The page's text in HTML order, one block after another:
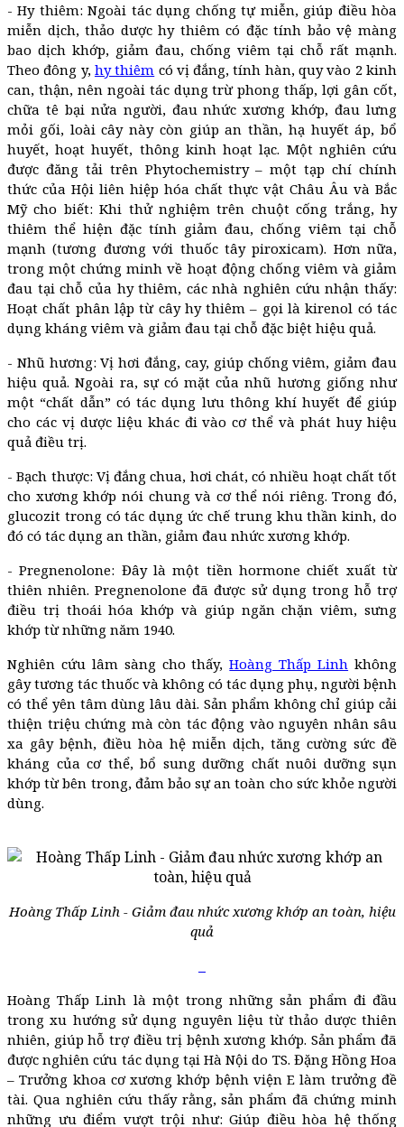
- Hy thiêm: Ngoài tác dụng chống tự miễn, giúp điều hòa
miễn dịch, thảo dược hy thiêm có đặc tính bảo vệ màng
bao dịch khớp, giảm đau, chống viêm tại chỗ rất mạnh.
Theo đông y, hy thiêm có vị đắng, tính hàn, quy vào 2 kinh
can, thận, nên ngoài tác dụng trừ phong thấp, lợi gân cốt,
chữa tê bại nửa người, đau nhức xương khớp, đau lưng
mỏi gối, loài cây này còn giúp an thần, hạ huyết áp, bổ
huyết, hoạt huyết, thông kinh hoạt lạc. Một nghiên cứu
được đăng tải trên Phytochemistry – một tạp chí chính
thức của Hội liên hiệp hóa chất thực vật Châu Âu và Bắc
Mỹ cho biết: Khi thử nghiệm trên chuột cống trắng, hy
thiêm thể hiện đặc tính giảm đau, chống viêm tại chỗ
mạnh (tương đương với thuốc tây piroxicam). Hơn nữa,
trong một chứng minh về hoạt động chống viêm và giảm
đau tại chỗ của hy thiêm, các nhà nghiên cứu nhận thấy:
Hoạt chất phân lập từ cây hy thiêm – gọi là kirenol có tác
dụng kháng viêm và giảm đau tại chỗ đặc biệt hiệu quả.
- Nhũ hương: Vị hơi đắng, cay, giúp chống viêm, giảm đau
hiệu quả. Ngoài ra, sự có mặt của nhũ hương giống như
một “chất dẫn” có tác dụng lưu thông khí huyết để giúp
cho các vị dược liệu khác đi vào cơ thể và phát huy hiệu
quả điều trị.
- Bạch thược: Vị đắng chua, hơi chát, có nhiều hoạt chất tốt
cho xương khớp nói chung và cơ thể nói riêng. Trong đó,
glucozit trong có tác dụng ức chế trung khu thần kinh, do
đó có tác dụng an thần, giảm đau nhức xương khớp.
- Pregnenolone: Đây là một tiền hormone chiết xuất từ
thiên nhiên. Pregnenolone đã được sử dụng trong hỗ trợ
điều trị thoái hóa khớp và giúp ngăn chặn viêm, sưng
khớp từ những năm 1940.
Nghiên cứu lâm sàng cho thấy, Hoàng Thấp Linh không
gây tương tác thuốc và không có tác dụng phụ, người bệnh
có thể yên tâm dùng lâu dài. Sản phẩm không chỉ giúp cải
thiện triệu chứng mà còn tác động vào nguyên nhân sâu
xa gây bệnh, điều hòa hệ miễn dịch, tăng cường sức đề
kháng của cơ thể, bổ sung dưỡng chất nuôi dưỡng sụn
khớp từ bên trong, đảm bảo sự an toàn cho sức khỏe người
dùng.
Hoàng Thấp Linh - Giảm đau nhức xương khớp an toàn, hiệu
quả
Hoàng Thấp Linh là một trong những sản phẩm đi đầu
trong xu hướng sử dụng nguyên liệu từ thảo dược thiên
nhiên, giúp hỗ trợ điều trị bệnh xương khớp. Sản phẩm đã
được nghiên cứu tác dụng tại Hà Nội do TS. Đặng Hồng Hoa
– Trưởng khoa cơ xương khớp bệnh viện E làm trưởng đề
tài. Qua nghiên cứu thấy rằng, sản phẩm đã chứng minh
những ưu điểm vượt trội như: Giúp điều hòa hệ thống